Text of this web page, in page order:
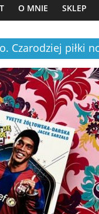
O MNIE SKLEP
Czarodziej piłki